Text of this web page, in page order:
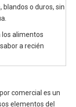
blandos o duros, sin
los alimentos
a recién
comercial es un
elementos del